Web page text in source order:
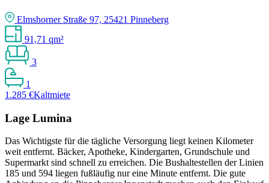
Elmshorner Straße 97, 25421 Pinneberg
91,71 qm²
3
1
1.285 €Kaltmiete
Lage Lumina
Das Wichtigste für die tägliche Versorgung liegt keinen Kilometer
weit entfernt. Bäcker, Apotheke, Kindergarten, Grundschule und
Supermarkt sind schnell zu erreichen. Die Bushaltestellen der Linien
185 und 594 liegen fußläufig nur eine Minute entfernt. Die gute